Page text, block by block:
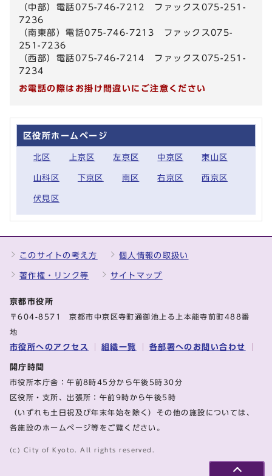
（中部）電話075-746-7212 ファックス075-251-
7236
（南東部）電話075-746-7213 ファックス075-
251-7236
（西部）電話075-746-7214 ファックス075-251-
7234
お電話の際はお掛け間違いにご注意ください
区役所ホームページ
北区 上京区 左京区 中京区 東山区
山科区 下京区 南区 右京区 西京区
伏見区
このサイトの考え方 個人情報の取扱い
著作権・リンク等 サイトマップ
京都市役所
〒604-8571 京都市中京区寺町通御池上る上本能寺前町488番
地
市役所へのアクセス 組織一覧 各部署へのお問い合わせ
開庁時間
市役所本庁舎：午前8時45分から午後5時30分
区役所・支所、出張所：午前9時から午後5時
（いずれも土日祝及び年末年始を除く）その他の施設については、
各施設のホームページ等をご覧ください。
(c) City of Kyoto. All rights reserved.